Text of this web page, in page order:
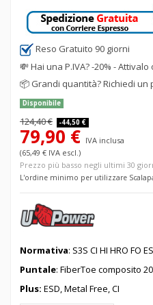
Reso Gratuito 90 giorni
💸Hai una P.IVA? -20% - Attivalo
📦 Grandi quantità? Richiedi
Disponibile
124,40 € -44,50 €
79,90 € IVA inclusa
(65,49 € IVA escl.)
Prezzo più basso negli ultimi 30
L'ordine minimo per utilizzare
Normativa: S3S CI HI HRO FO
Puntale: FiberToe composito
Plus: ESD, Metal Free, CI